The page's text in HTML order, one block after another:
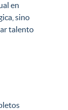
en
sino
talento